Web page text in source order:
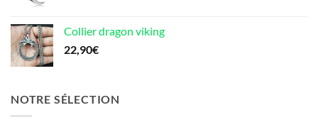
Collier dragon viking
22,90€
NOTRE SÉLECTION